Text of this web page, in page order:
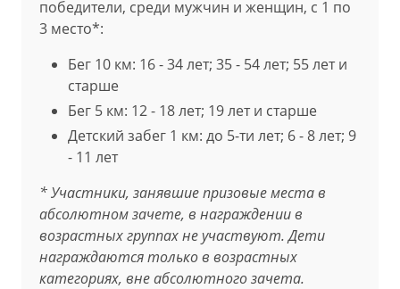
победители, среди мужчин и женщин, с 1 по
3 место*:
Бег 10 км: 16 - 34 лет; 35 - 54 лет; 55 лет и
старше
Бег 5 км: 12 - 18 лет; 19 лет и старше
Детский забег 1 км: до 5-ти лет; 6 - 8 лет; 9
- 11 лет
* Участники, занявшие призовые места в
абсолютном зачете, в награждении в
возрастных группах не участвуют. Дети
награждаются только в возрастных
категориях, вне абсолютного зачета.